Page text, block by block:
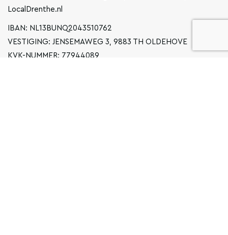
LocalDrenthe.nl
IBAN: NL13BUNQ2043510762
VESTIGING: JENSEMAWEG 3, 9883 TH OLDEHOVE
KVK-NUMMER: 77944089